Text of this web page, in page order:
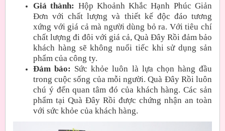
Giá thành: Hộp Khoảnh Khắc Hạnh Phúc Giản
Đơn với chất lượng và thiết kế độc đáo tương
xứng với giá cả mà người dùng bỏ ra. Với tiêu chí
chất lượng đi đôi với giá cả, Quà Đây Rồi đảm bảo
khách hàng sẽ không nuối tiếc khi sử dụng sản
phẩm của công ty.
Đảm bảo: Sức khỏe luôn là lựa chọn hàng đầu
trong cuộc sống của mỗi người. Quà Đây Rồi luôn
chú ý đến quan tâm đó của khách hàng. Các sản
phẩm tại Quà Đây Rồi được chứng nhận an toàn
với sức khỏe của khách hàng.